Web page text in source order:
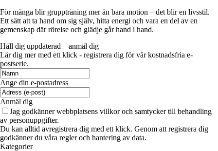
För många blir gruppträning mer än bara motion – det blir en livsstil.
Ett sätt att ta hand om sig själv, hitta energi och vara en del av en
gemenskap där rörelse och glädje går hand i hand.
Håll dig uppdaterad – anmäl dig
Lär dig mer med ett klick - registrera dig för vår kostnadsfria e-
postserie.
Ange din e-postadress
Anmäl dig
Jag godkänner webbplatsens villkor och samtycker till behandling
av personuppgifter.
Du kan alltid avregistrera dig med ett klick. Genom att registrera dig
godkänner du våra regler och hantering av data.
Kategorier